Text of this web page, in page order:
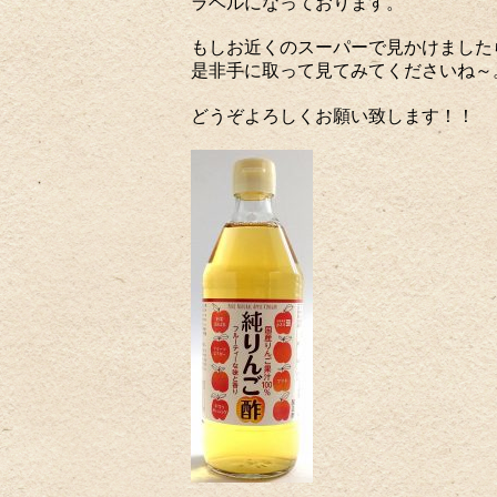
もしお近くのスーパーで見かけました
是非手に取って見てみてくださいね～
どうぞよろしくお願い致します！！